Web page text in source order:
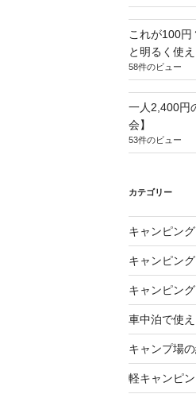
これが100円
と明るく使え
58件のビュー
一人2,400円
会】
53件のビュー
カテゴリー
キャンピン
キャンピン
キャンピン
車中泊で使
キャンプ場
軽キャンピ